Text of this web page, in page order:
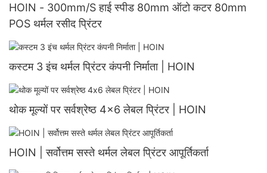
HOIN - 300mm/S हाई स्पीड 80mm ऑटो कटर 80mm
POS थर्मल रसीद प्रिंटर
कस्टम 3 इंच थर्मल प्रिंटर कंपनी निर्माता | HOIN
थोक मूल्यों पर सर्वश्रेष्ठ 4x6 लेबल प्रिंटर | HOIN
HOIN | सर्वोत्तम सस्ते थर्मल लेबल प्रिंटर आपूर्तिकर्ता